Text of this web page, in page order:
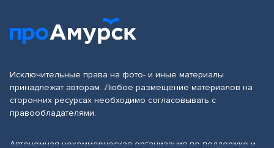
Исключительные права на фото- и иные материалы
принадлежат авторам. Любое размещение материалов на
сторонних ресурсах необходимо согласовывать с
правообладателями.
Автономная некоммерческая организация по поддержке и